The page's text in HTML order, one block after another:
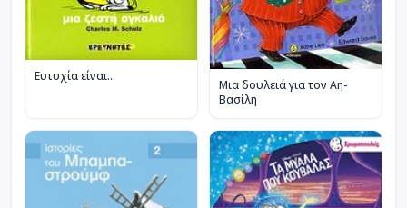
Ευτυχία είναι...
Μια δουλειά για τον Αη-
Βασίλη